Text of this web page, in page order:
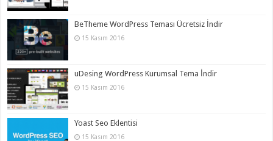
BeTheme WordPress Teması Ücretsiz İndir
15 Kasım 2016
uDesing WordPress Kurumsal Tema İndir
15 Kasım 2016
Yoast Seo Eklentisi
15 Kasım 2016